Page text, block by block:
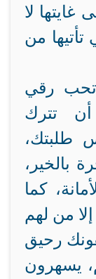
غايتها لا
تأتيها من
تحب رقي
تترك
طلبتك،
بالخير،
كما
من لهم
رحيق
يسهرون